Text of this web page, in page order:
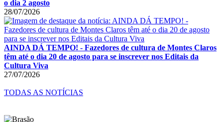
o dia 2 agosto
28/07/2026
AINDA DÁ TEMPO! - Fazedores de cultura de Montes Claros
têm até o dia 20 de agosto para se inscrever nos Editais da
Cultura Viva
27/07/2026
TODAS AS NOTÍCIAS